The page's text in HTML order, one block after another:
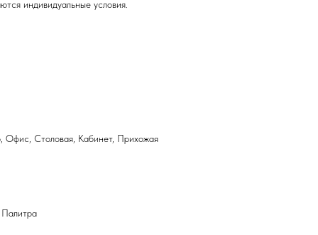
индивидуальные условия.
Офис, Столовая, Кабинет, Прихожая